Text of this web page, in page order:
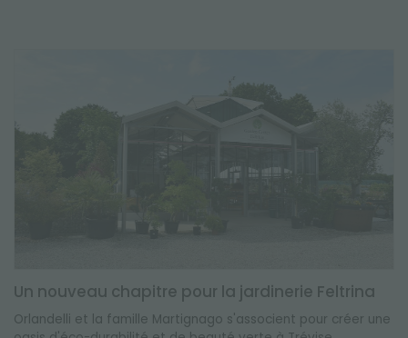
Un nouveau chapitre pour la jardinerie Feltrina
Orlandelli et la famille Martignago s'associent pour créer une